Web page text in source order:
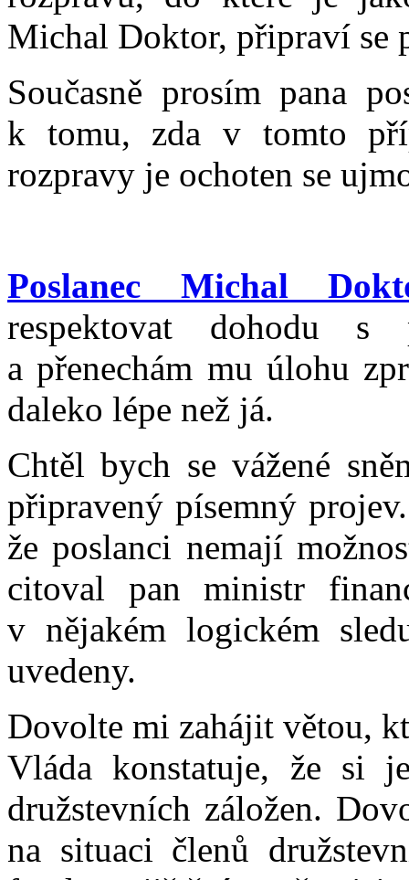
Michal Doktor, připraví se
Současně prosím pana
k tomu, zda v tomto
rozpravy je ochoten se
Poslanec Michal
respektovat dohodu s
a přenechám mu úlohu
daleko lépe než já.
Chtěl bych se vážené
připravený písemný
že poslanci nemají
citoval pan ministr
v nějakém logickém
uvedeny.
Dovolte mi zahájit větou,
Vláda konstatuje, že si
družstevních záložen.
na situaci členů